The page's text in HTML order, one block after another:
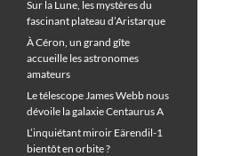
Sur la Lune, les mystères du
fascinant plateau d’Aristarque
À Céron, un grand gîte
accueille les astronomes
amateurs
Le télescope James Webb nous
dévoile la galaxie Centaurus A
L’inquiétant miroir Eärendil-1
bientôt en orbite ?